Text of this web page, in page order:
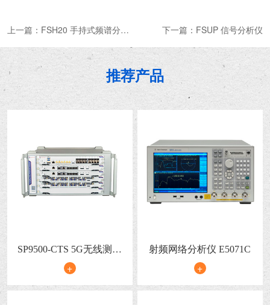
上一篇： FSH20 手持式频谱分析仪 下一篇： FSUP 信号分析仪
推荐产品
SP9500-CTS 5G无线测试
平台
+
射频网络分析仪 E5071C
+